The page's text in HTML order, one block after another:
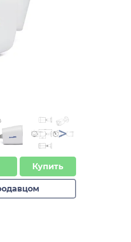
>
Купить